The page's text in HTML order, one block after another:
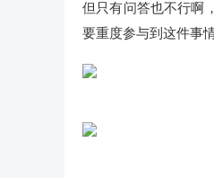
但只有问答也不行啊
要重度参与到这件事